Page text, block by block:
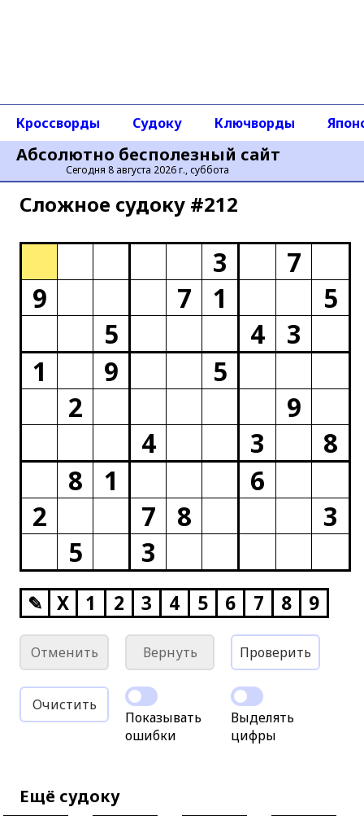
Абсолютно бесполезный сайт
Сегодня 8 августа 2026 г., суббота
Кроссворды Судоку Ключворды
Сложное cудоку #212
3
7
9
7 1
5
5
4
3
1
9
5
2
9
4
3
8
8
1
6
2
7 8
3
5
3
✎ X 1 2 3 4 5 6 7 8 9
Отменить Вернуть Проверить
Очистить
Показывать
ошибки
Выделять
цифры
Ещё судоку